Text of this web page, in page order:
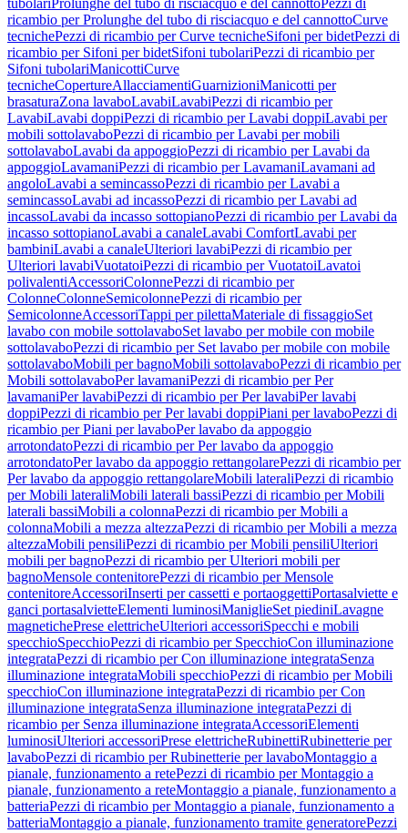
tubolariProlunghe del tubo di risciacquo e del cannottoPezzi di
ricambio per Prolunghe del tubo di risciacquo e del cannottoCurve
tecnichePezzi di ricambio per Curve tecnicheSifoni per bidetPezzi di
ricambio per Sifoni per bidetSifoni tubolariPezzi di ricambio per
Sifoni tubolariManicottiCurve
tecnicheCopertureAllacciamentiGuarnizioniManicotti per
brasaturaZona lavaboLavabiLavabiPezzi di ricambio per
LavabiLavabi doppiPezzi di ricambio per Lavabi doppiLavabi per
mobili sottolavaboPezzi di ricambio per Lavabi per mobili
sottolavaboLavabi da appoggioPezzi di ricambio per Lavabi da
appoggioLavamaniPezzi di ricambio per LavamaniLavamani ad
angoloLavabi a semincassoPezzi di ricambio per Lavabi a
semincassoLavabi ad incassoPezzi di ricambio per Lavabi ad
incassoLavabi da incasso sottopianoPezzi di ricambio per Lavabi da
incasso sottopianoLavabi a canaleLavabi ComfortLavabi per
bambiniLavabi a canaleUlteriori lavabiPezzi di ricambio per
Ulteriori lavabiVuotatoiPezzi di ricambio per VuotatoiLavatoi
polivalentiAccessoriColonnePezzi di ricambio per
ColonneColonneSemicolonnePezzi di ricambio per
SemicolonneAccessoriTappi per pilettaMateriale di fissaggioSet
lavabo con mobile sottolavaboSet lavabo per mobile con mobile
sottolavaboPezzi di ricambio per Set lavabo per mobile con mobile
sottolavaboMobili per bagnoMobili sottolavaboPezzi di ricambio per
Mobili sottolavaboPer lavamaniPezzi di ricambio per Per
lavamaniPer lavabiPezzi di ricambio per Per lavabiPer lavabi
doppiPezzi di ricambio per Per lavabi doppiPiani per lavaboPezzi di
ricambio per Piani per lavaboPer lavabo da appoggio
arrotondatoPezzi di ricambio per Per lavabo da appoggio
arrotondatoPer lavabo da appoggio rettangolarePezzi di ricambio per
Per lavabo da appoggio rettangolareMobili lateraliPezzi di ricambio
per Mobili lateraliMobili laterali bassiPezzi di ricambio per Mobili
laterali bassiMobili a colonnaPezzi di ricambio per Mobili a
colonnaMobili a mezza altezzaPezzi di ricambio per Mobili a mezza
altezzaMobili pensiliPezzi di ricambio per Mobili pensiliUlteriori
mobili per bagnoPezzi di ricambio per Ulteriori mobili per
bagnoMensole contenitorePezzi di ricambio per Mensole
contenitoreAccessoriInserti per cassetti e portaoggettiPortasalviette e
ganci portasalvietteElementi luminosiManiglieSet piediniLavagne
magnetichePrese elettricheUlteriori accessoriSpecchi e mobili
specchioSpecchioPezzi di ricambio per SpecchioCon illuminazione
integrataPezzi di ricambio per Con illuminazione integrataSenza
illuminazione integrataMobili specchioPezzi di ricambio per Mobili
specchioCon illuminazione integrataPezzi di ricambio per Con
illuminazione integrataSenza illuminazione integrataPezzi di
ricambio per Senza illuminazione integrataAccessoriElementi
luminosiUlteriori accessoriPrese elettricheRubinettiRubinetterie per
lavaboPezzi di ricambio per Rubinetterie per lavaboMontaggio a
pianale, funzionamento a retePezzi di ricambio per Montaggio a
pianale, funzionamento a reteMontaggio a pianale, funzionamento a
batteriaPezzi di ricambio per Montaggio a pianale, funzionamento a
batteriaMontaggio a pianale, funzionamento tramite generatorePezzi